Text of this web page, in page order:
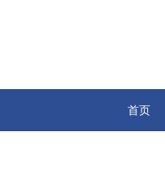
首页